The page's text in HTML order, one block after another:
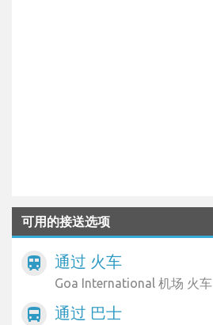
可用的接送选项
train 通过 火车
Goa International 机场 火车
directions_bus 通过 巴士